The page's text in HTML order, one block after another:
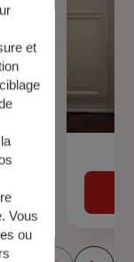
et
Vous
ou